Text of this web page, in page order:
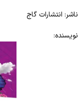
ناشر: انتشارات گاج
نویسنده: